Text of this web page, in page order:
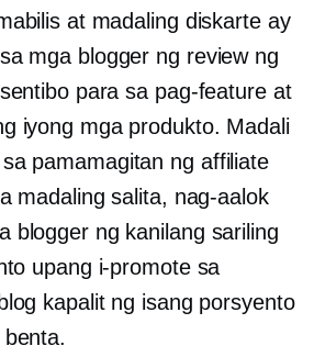
at madaling diskarte ay
mga blogger ng review ng
para sa pag-feature at
iyong mga produkto. Madali
pamamagitan ng affiliate
madaling salita, nag-aalok
blogger ng kanilang sariling
upang i-promote sa
kapalit ng isang porsyento